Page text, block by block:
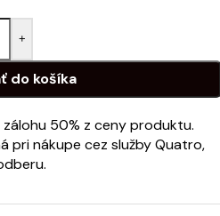
+
do košíka
50% z ceny produktu.
pri nákupe cez služby Quatro,